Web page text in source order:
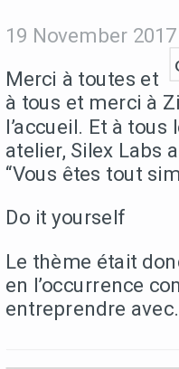
19 November 2017
Merci à toutes et
à tous et merci à
l’accueil. Et à
atelier, Silex Labs
“Vous êtes tout
Do it yourself
Le thème était
en l’occurrence
entreprendre